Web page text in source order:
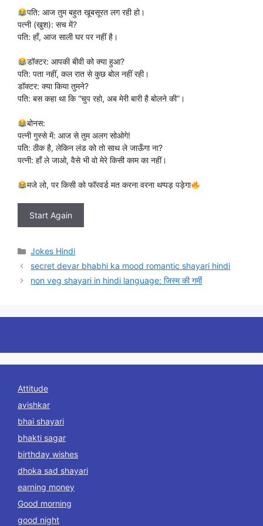
पति: आज तुम बहुत खूबसूरत लग रही हो।
पत्नी (खुश): सच में?
पति: हाँ, आज साली घर पर नहीं है।
डॉक्टर: आपकी बीवी को क्या हुआ?
पति: पता नहीं, कल रात से कुछ बोल नहीं रही।
डॉक्टर: क्या किया तुमने?
पति: बस कहा था कि “चुप रहो, अब मेरी बारी है बोलने की”।
बोनस:
पत्नी गुस्से में: आज से तुम अलग सोओगे!
पति: ठीक है, लेकिन लंड को तो साथ ले जाऊँगा ना?
पत्नी: हाँ ले जाओ, वैसे भी वो मेरे किसी काम का नहीं।
मजे लो, पर किसी को फॉरवर्ड मत करना वरना थप्पड़ पड़ेगा
Start Again
Categories
Jokes Hindi
secret devar bhabhi ka mood romantic shayari hindi
non veg shayari in hindi language: जिस्म की गर्मी
Attitude
avishkar
bhai shayari
bhakti sagar
birthday wishes
dhoka sad shayari
earning money
Good morning
good night